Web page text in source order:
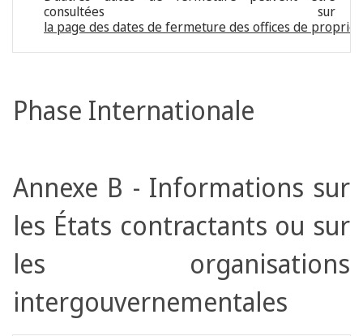
consultées sur
la page des dates de fermeture des offices de
Phase Internationale
Annexe B - Informations sur
les États contractants ou sur
les organisations
intergouvernementales